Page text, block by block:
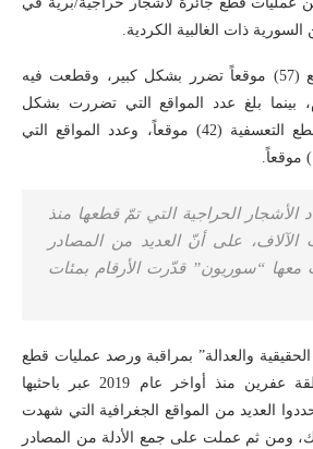
كان من بين تلك المواقع (57) موقعاً تضرر بشكل كبير، وقطعت فيه
بينما بلغ عدد المواقع التي تضررت بشكل
متوسط من عمليات القطع التعسفية (42) موقعاً، وعدد المواقع التي
الحراجية التي تمّ قطعها منذ
بعشرات الآلاف، على أنّ العديد من المصادر
معها “سوريون” قدّرت الأرقام بمئات
والعدالة” بمراقبة ورصد عمليات قطع
الأشجار في عموم منطقة عفرين منذ أواخر عام 2019 عبر باحثيها
حددوا العديد من المواقع الجغرافية التي شهدت
ومن ثم عملت على جمع الأدلة من المصادر